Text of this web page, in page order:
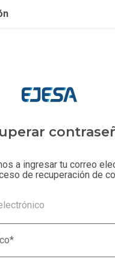
a ingresar tu correo
de recuperación de